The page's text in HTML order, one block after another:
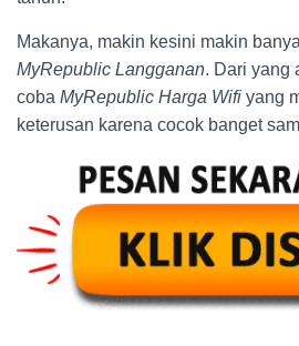
Makanya, makin kesini makin
MyRepublic Langganan. Dari yang
coba MyRepublic Harga Wifi yang
keterusan karena cocok banget